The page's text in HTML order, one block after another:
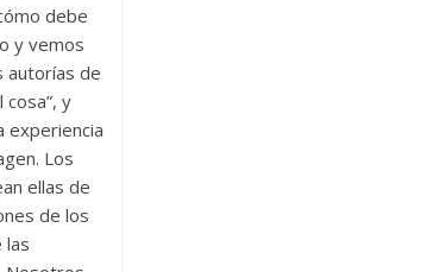
debe
y vemos
autorías de
y
experiencia
Los
ellas de
de los
las